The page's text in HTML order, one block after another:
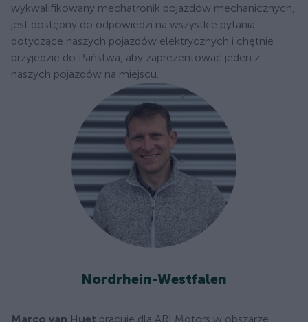
wykwalifikowany mechatronik pojazdów mechanicznych,
jest dostępny do odpowiedzi na wszystkie pytania
dotyczące naszych pojazdów elektrycznych i chętnie
przyjedzie do Państwa, aby zaprezentować jeden z
naszych pojazdów na miejscu.
Nordrhein-Westfalen
Marco van Huet pracuje dla ARI Motors w obszarze